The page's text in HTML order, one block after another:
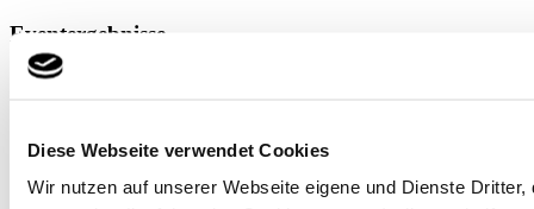
Diese Webseite verwendet Cookies
Wir nutzen auf unserer Webseite eigene und Dienste
Eventergebnisse
Datum